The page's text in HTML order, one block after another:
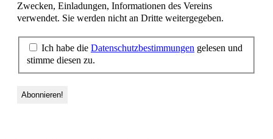
Zwecken, Einladungen, Informationen des Vereins
verwendet. Sie werden nicht an Dritte weitergegeben.
Ich habe die Datenschutzbestimmungen gelesen und
stimme diesen zu.